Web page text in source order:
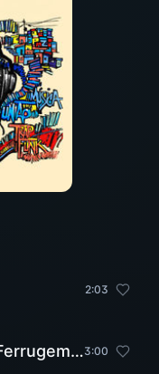
2:03
Dois copos (feat. Ferrugem, MC Kevin O Chris e L7NNON)3:00